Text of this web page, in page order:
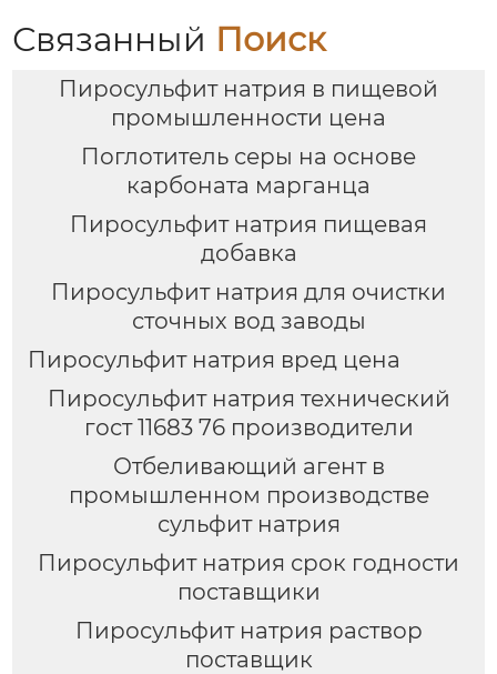
Связанный Поиск
Пиросульфит натрия в пищевой
промышленности цена
Поглотитель серы на основе
карбоната марганца
Пиросульфит натрия пищевая
добавка
Пиросульфит натрия для очистки
сточных вод заводы
Пиросульфит натрия вред цена
Пиросульфит натрия технический
гост 11683 76 производители
Отбеливающий агент в
промышленном производстве
сульфит натрия
Пиросульфит натрия срок годности
поставщики
Пиросульфит натрия раствор
поставщик